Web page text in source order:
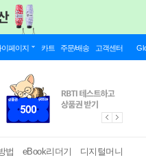
이페이지 카트 주문/배송 고객센터
법 eBook리더기 디지털머니